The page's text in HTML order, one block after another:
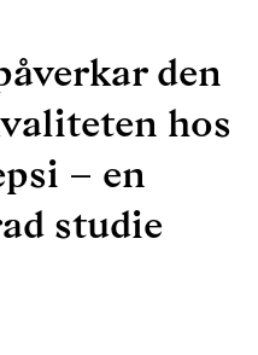
den
hos
– en
studie